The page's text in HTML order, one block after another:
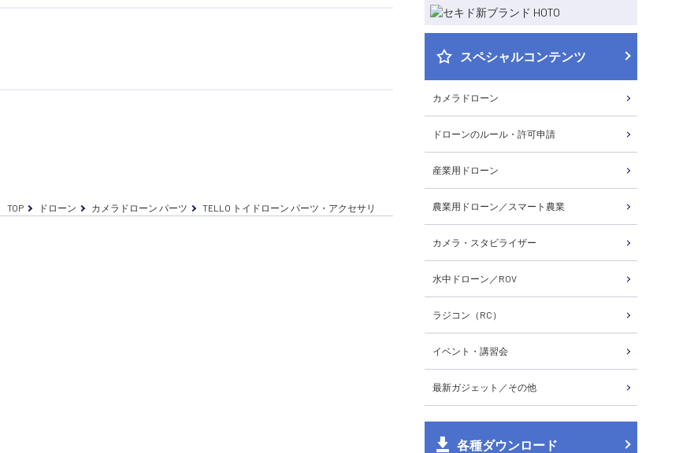
スペシャルコンテンツ
カメラドローン
ドローンのルール・許可申請
産業用ドローン
農業用ドローン／スマート農業
カメラ・スタビライザー
水中ドローン／ROV
ラジコン（RC）
イベント・講習会
最新ガジェット／その他
各種ダウンロード
TOP ドローン カメラドローン パーツ TELLO トイドローン パーツ・アクセサリ